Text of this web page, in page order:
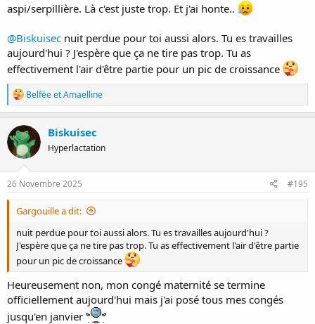
aspi/serpillière. Là c'est juste trop. Et j'ai honte..
@Biskuisec nuit perdue pour toi aussi alors. Tu es travailles
aujourd'hui ? J'espère que ça ne tire pas trop. Tu as
effectivement l'air d'être partie pour un pic de croissance
R
é
a
c
t
i
o
n
s
BelféeetAmaelline
Biskuisec
Hyperlactation
26 Novembre 2025 #195
Gargouille a dit:
nuit perdue pour toi aussi alors. Tu es travailles aujourd'hui ?
J'espère que ça ne tire pas trop. Tu as effectivement l'air d'être partie
pour un pic de croissance
Heureusement non, mon congé maternité se termine
officiellement aujourd'hui mais j'ai posé tous mes congés
jusqu'en janvier